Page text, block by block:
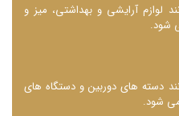
لوازم آرایشی و بهداشتی، میز و
‌شود.
دسته ‌های دوربین و دستگاه‌ های
می شود.